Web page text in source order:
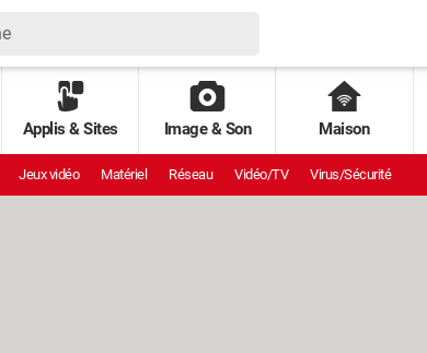
Applis & Sites Image & Son Maison
Jeux vidéo Matériel Réseau Vidéo/TV Virus/Sécurité